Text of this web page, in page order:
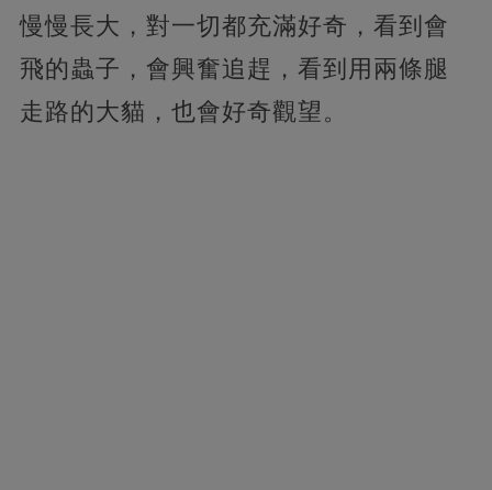
慢慢長大，對一切都充滿好奇，看到會
飛的蟲子，會興奮追趕，看到用兩條腿
走路的大貓，也會好奇觀望。